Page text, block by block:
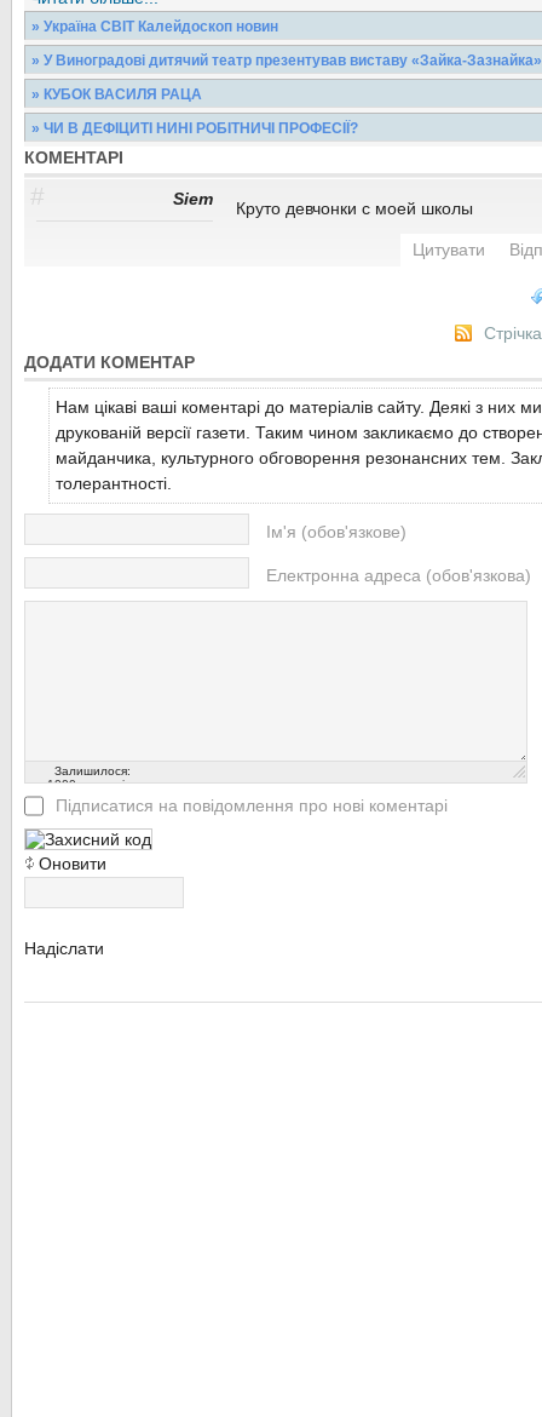
» Україна СВІТ Калейдоскоп новин
У корейському Сеулі Б.Обама висловив вдячність
те, що Україна повністю позбулася...
Читати більше...
» У Виноградові дитячий театр презентував виставу «Зайка-Зазнайка»
З нагоди Міжнародного дня театрів у міському будинку
вистави-казки «Зайка-зазнайка» С....
Читати більше...
» КУБОК ВАСИЛЯ РАЦА
Минулої суботи стартував відкритий районний турнір з міні-
Цього видатного футболіста, півзахисника...
» ЧИ В ДЕФІЦИТІ НИНІ РОБІТНИЧІ ПРОФЕСІЇ?
Не секрет, що і випускники шкіл, і їх батьки воліють мріяти про
перенасичений юристами, економістами,...
КОМЕНТАРІ
# Siem Круто девчонки с моей школы
Цитувати
ДОДАТИ КОМЕНТАР
Нам цікаві ваші коментарі до матеріалів сайту. Деякі з них
друкованій версії газети. Таким чином закликаємо до
майданчика, культурного обговорення резонансних тем.
толерантності.
Ім'я (обов'язкове)
Електронна адреса (обов'язкова)
Залишилося:
1000символів
Підписатися на повідомлення про нові коментарі
Оновити
Надіслати